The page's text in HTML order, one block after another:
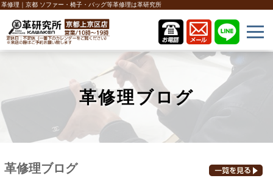
革修理｜京都 ソファー・椅子・バッグ等革修理は革研究所
革修理ブログ
革修理ブログ